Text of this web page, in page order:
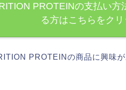
PROTEINの支払い方
る方はこちらをクリ
PROTEINの商品に興味